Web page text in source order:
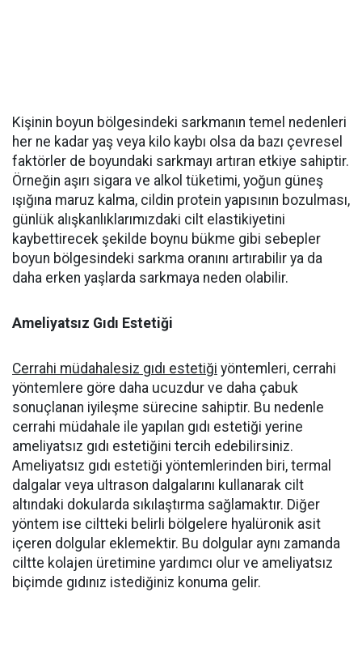
Kişinin boyun bölgesindeki sarkmanın temel nedenleri
her ne kadar yaş veya kilo kaybı olsa da bazı çevresel
faktörler de boyundaki sarkmayı artıran etkiye sahiptir.
Örneğin aşırı sigara ve alkol tüketimi, yoğun güneş
ışığına maruz kalma, cildin protein yapısının bozulması,
günlük alışkanlıklarımızdaki cilt elastikiyetini
kaybettirecek şekilde boynu bükme gibi sebepler
boyun bölgesindeki sarkma oranını artırabilir ya da
daha erken yaşlarda sarkmaya neden olabilir.
Ameliyatsız Gıdı Estetiği
Cerrahi müdahalesiz gıdı estetiği yöntemleri, cerrahi
yöntemlere göre daha ucuzdur ve daha çabuk
sonuçlanan iyileşme sürecine sahiptir. Bu nedenle
cerrahi müdahale ile yapılan gıdı estetiği yerine
ameliyatsız gıdı estetiğini tercih edebilirsiniz.
Ameliyatsız gıdı estetiği yöntemlerinden biri, termal
dalgalar veya ultrason dalgalarını kullanarak cilt
altındaki dokularda sıkılaştırma sağlamaktır. Diğer
yöntem ise ciltteki belirli bölgelere hyalüronik asit
içeren dolgular eklemektir. Bu dolgular aynı zamanda
ciltte kolajen üretimine yardımcı olur ve ameliyatsız
biçimde gıdınız istediğiniz konuma gelir.